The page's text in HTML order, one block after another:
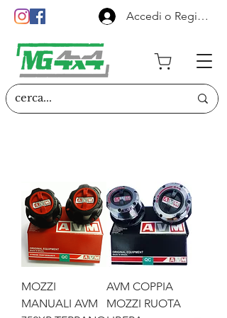
Accedi o Registrati
MOZZI
MANUALI AVM
AVM COPPIA
MOZZI RUOTA